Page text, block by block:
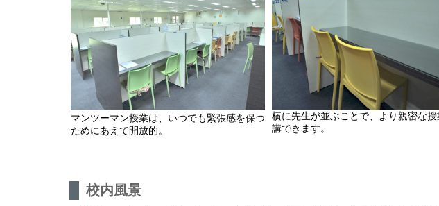
マンツーマン授業は、いつでも緊張感を保つ
ためにあえて開放的。
横に先生が並ぶことで、より親密な授
講できます。
校内風景